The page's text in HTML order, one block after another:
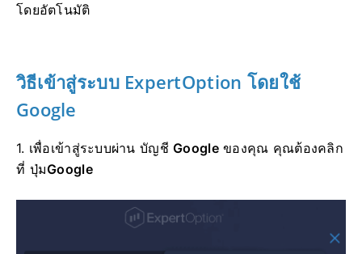
โดยอัตโนมัติ
วิธีเข้าสู่ระบบ ExpertOption โดยใช้
Google
1. เพื่อเข้าสู่ระบบผ่าน บัญชีGoogleของคุณ คุณต้องคลิก
ที่ ปุ่มGoogle